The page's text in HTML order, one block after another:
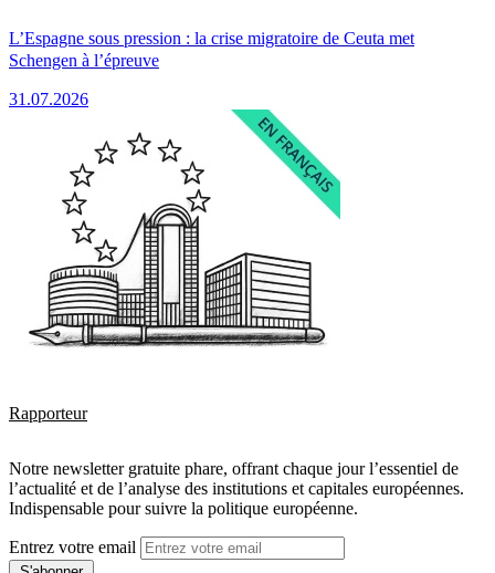
L’Espagne sous pression : la crise migratoire de Ceuta met
Schengen à l’épreuve
31.07.2026
Rapporteur
Notre newsletter gratuite phare, offrant chaque jour l’essentiel de
l’actualité et de l’analyse des institutions et capitales européennes.
Indispensable pour suivre la politique européenne.
Entrez votre email